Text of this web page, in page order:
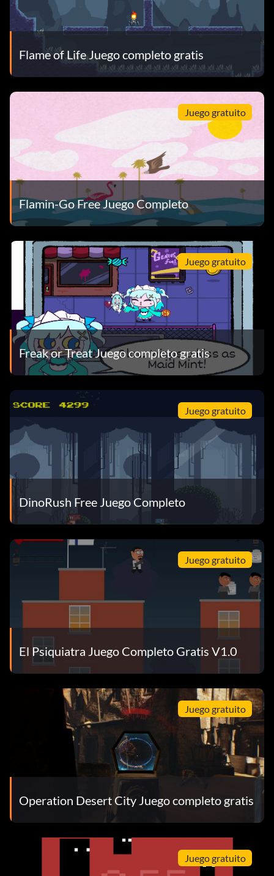
Flame of Life Juego completo gratis
Juego gratuito
Flamin-Go Free Juego Completo
Juego gratuito
Freak or Treat Juego completo gratis
Juego gratuito
DinoRush Free Juego Completo
Juego gratuito
El Psiquiatra Juego Completo Gratis V1.0
Juego gratuito
Operation Desert City Juego completo gratis
Juego gratuito